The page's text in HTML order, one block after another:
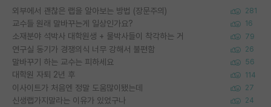
외부에서 괜찮은 랩을 알아보는 방법 (장문주의) 281
교수들 원래 말바꾸는게 일상인가요? 16
소재분야 석박사 대학원생 + 물박사들이 착각하는 거 79
연구실 동기가 경쟁의식 너무 강해서 불편함 26
말바꾸기 하는 교수는 피하세요 56
대학원 자퇴 2년 후 114
이사이트가 처음엔 정말 도움많이됐는데 27
신생랩가지말라는 이유가 있었구나 24